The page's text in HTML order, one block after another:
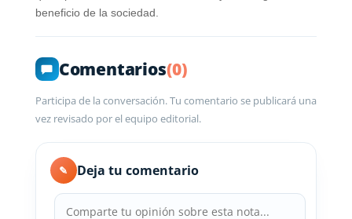
beneficio de la sociedad.
Comentarios(0)
Participa de la conversación. Tu comentario se publicará una
vez revisado por el equipo editorial.
✎ Deja tu comentario